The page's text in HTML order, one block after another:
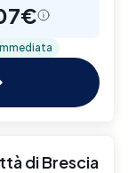
di Brescia